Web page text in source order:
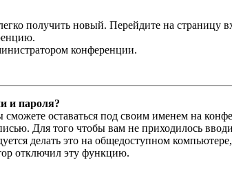
получить новый. Перейдите на страницу
конференции.
и пароля?
сможете оставаться под своим именем на
Для того чтобы вам не приходилось
делать это на общедоступном
отключил эту функцию.